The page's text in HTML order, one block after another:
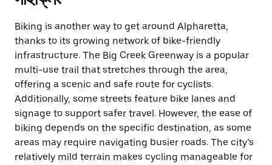
Biking is another way to get around Alpharetta,
thanks to its growing network of bike-friendly
infrastructure. The Big Creek Greenway is a popular
multi-use trail that stretches through the area,
offering a scenic and safe route for cyclists.
Additionally, some streets feature bike lanes and
signage to support safer travel. However, the ease of
biking depends on the specific destination, as some
areas may require navigating busier roads. The city’s
relatively mild terrain makes cycling manageable for